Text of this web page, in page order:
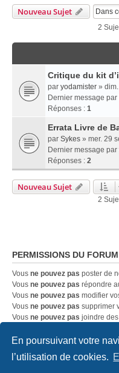
En poursuivant votre
l’utilisation de cookies.
Nouveau Sujet
2
Critique du kit
par yodamister »
Dernier message par
Réponses : 1
Errata Livre de
par Sykes » mer. 29
Dernier message par
Réponses : 2
Nouveau Sujet
2
PERMISSIONS DU FORUM
Vous ne pouvez pas poster de
Vous ne pouvez pas répondre
Vous ne pouvez pas modifier
Vous ne pouvez pas supprimer
Vous ne pouvez pas joindre
Accueil Index du forum